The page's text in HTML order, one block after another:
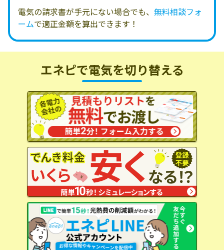
電気の請求書が手元にない場合でも、 無料相談フォ
ームで適正金額を算出できます！
エネピで電気を切り替える